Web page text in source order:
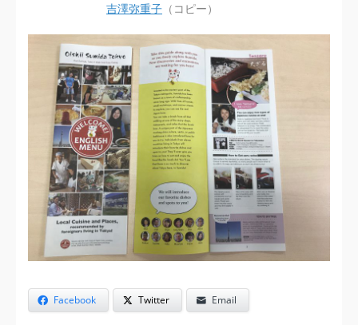
吉澤弥重子 （コピー）
Facebook Twitter Email